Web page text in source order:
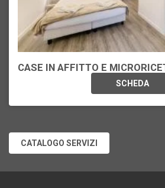
CASE IN AFFITTO E
SCHEDA
CATALOGO SERVIZI